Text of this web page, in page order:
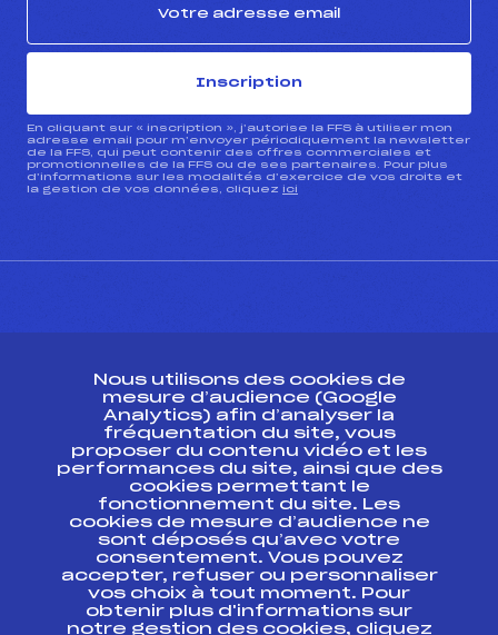
Inscription
En cliquant sur « inscription », j’autorise la FFS à utiliser mon
adresse email pour m’envoyer périodiquement la newsletter
de la FFS, qui peut contenir des offres commerciales et
promotionnelles de la FFS ou de ses partenaires. Pour plus
d’informations sur les modalités d’exercice de vos droits et
la gestion de vos données, cliquez ici
Ressources
Pass’Neige
Projet sportif fédéral
Projet de performance fédéral
Antidopage
Pôle Développement, Formation, Suivi
Scientifique
Listes ministérielles
Nous utilisons des cookies de
mesure d’audience (Google
Analytics) afin d’analyser la
fréquentation du site, vous
proposer du contenu vidéo et les
performances du site, ainsi que des
cookies permettant le
fonctionnement du site. Les
cookies de mesure d’audience ne
sont déposés qu’avec votre
consentement. Vous pouvez
accepter, refuser ou personnaliser
vos choix à tout moment. Pour
obtenir plus d'informations sur
notre gestion des cookies, cliquez